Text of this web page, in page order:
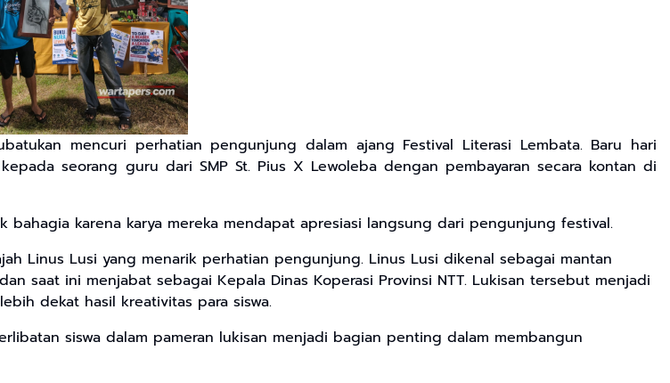
mencuri perhatian pengunjung dalam ajang Festival Literasi Lembata. Baru hari
seorang guru dari SMP St. Pius X Lewoleba dengan pembayaran secara kontan di
bahagia karena karya mereka mendapat apresiasi langsung dari pengunjung festival.
Linus Lusi yang menarik perhatian pengunjung. Linus Lusi dikenal sebagai mantan
saat ini menjabat sebagai Kepala Dinas Koperasi Provinsi NTT. Lukisan tersebut menjadi
dekat hasil kreativitas para siswa.
siswa dalam pameran lukisan menjadi bagian penting dalam membangun